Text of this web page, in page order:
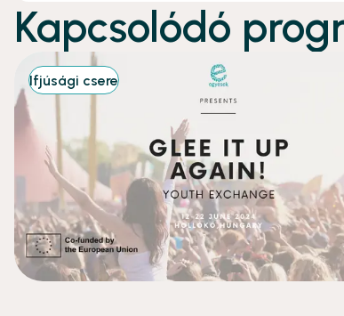
Kapcsolódó
Ifjúsági csere